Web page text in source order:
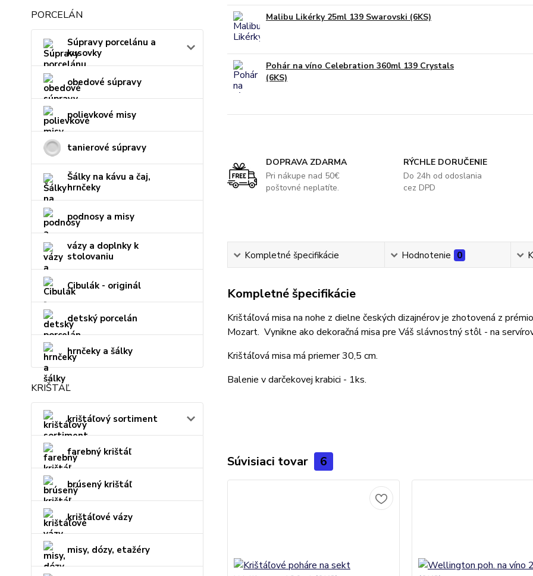
PORCELÁN
Súpravy porcelánu a
kusovky
obedové súpravy
polievkové misy
tanierové súpravy
Šálky na kávu a čaj,
hrnčeky
podnosy a misy
vázy a doplnky k
stolovaniu
Cibulák - originál
detský porcelán
hrnčeky a šálky
KRIŠTÁĽ
krištáľový sortiment
farebný krištáľ
brúsený krištáľ
krištáľové vázy
misy, dózy, etažéry
Malibu Likérky 25ml 139 Swarovski (6KS)
Pohár na víno Celebration 360ml 139 Crystals
(6KS)
DOPRAVA ZDARMA
Pri nákupe nad 50€
poštovné neplatíte.
RÝCHLE DORUČENIE
Do 24h od odoslania
cez DPD
Kompletné špecifikácie Hodnotenie 0
Kompletné špecifikácie
Krištáľová misa na nohe z dielne českých dizajnérov je zhotovená z
Mozart. Vynikne ako dekoračná misa pre Váš slávnostný stôl - na
Krištáľová misa má priemer 30,5 cm.
Balenie v darčekovej krabici - 1ks.
Súvisiaci tovar 6